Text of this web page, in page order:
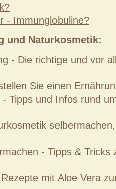
- Immunglobuline?
und Naturkosmetik:
- Die richtige und vor
Sie einen
- Tipps und Infos rund
- Tipps & Tricks
mit Aloe Vera